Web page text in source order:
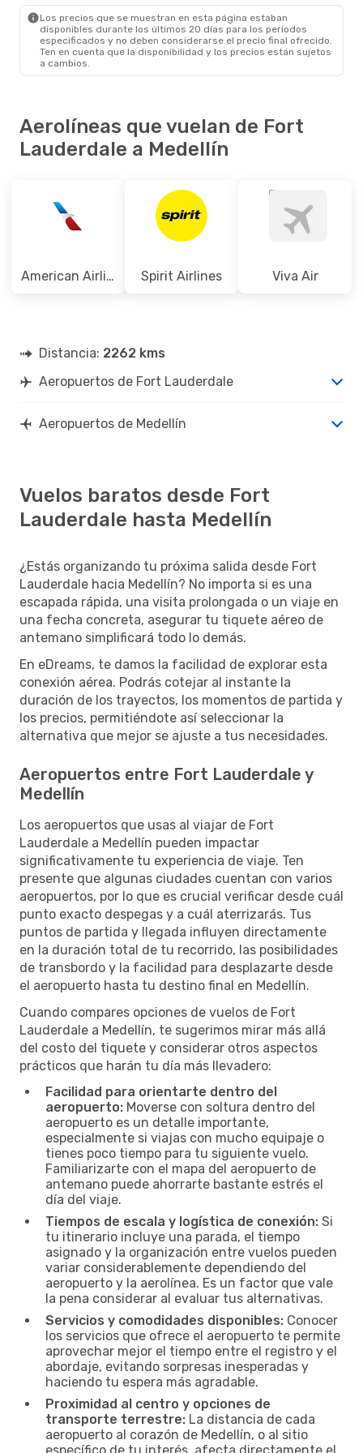
Los precios que se muestran en esta página estaban
disponibles durante los últimos 20 días para los periodos
especificados y no deben considerarse el precio final ofrecido.
Ten en cuenta que la disponibilidad y los precios están sujetos
a cambios.
Aerolíneas que vuelan de Fort
Lauderdale a Medellín
American Airlines Spirit Airlines Viva Air
Distancia: 2262 kms
Aeropuertos de Fort Lauderdale
Aeropuertos de Medellín
Vuelos baratos desde Fort
Lauderdale hasta Medellín
¿Estás organizando tu próxima salida desde Fort
Lauderdale hacia Medellín? No importa si es una
escapada rápida, una visita prolongada o un viaje en
una fecha concreta, asegurar tu tiquete aéreo de
antemano simplificará todo lo demás.
En eDreams, te damos la facilidad de explorar esta
conexión aérea. Podrás cotejar al instante la
duración de los trayectos, los momentos de partida y
los precios, permitiéndote así seleccionar la
alternativa que mejor se ajuste a tus necesidades.
Aeropuertos entre Fort Lauderdale y
Medellín
Los aeropuertos que usas al viajar de Fort
Lauderdale a Medellín pueden impactar
significativamente tu experiencia de viaje. Ten
presente que algunas ciudades cuentan con varios
aeropuertos, por lo que es crucial verificar desde cuál
punto exacto despegas y a cuál aterrizarás. Tus
puntos de partida y llegada influyen directamente
en la duración total de tu recorrido, las posibilidades
de transbordo y la facilidad para desplazarte desde
el aeropuerto hasta tu destino final en Medellín.
Cuando compares opciones de vuelos de Fort
Lauderdale a Medellín, te sugerimos mirar más allá
del costo del tiquete y considerar otros aspectos
prácticos que harán tu día más llevadero:
Facilidad para orientarte dentro del
aeropuerto: Moverse con soltura dentro del
aeropuerto es un detalle importante,
especialmente si viajas con mucho equipaje o
tienes poco tiempo para tu siguiente vuelo.
Familiarizarte con el mapa del aeropuerto de
antemano puede ahorrarte bastante estrés el
día del viaje.
Tiempos de escala y logística de conexión: Si
tu itinerario incluye una parada, el tiempo
asignado y la organización entre vuelos pueden
variar considerablemente dependiendo del
aeropuerto y la aerolínea. Es un factor que vale
la pena considerar al evaluar tus alternativas.
Servicios y comodidades disponibles: Conocer
los servicios que ofrece el aeropuerto te permite
aprovechar mejor el tiempo entre el registro y el
abordaje, evitando sorpresas inesperadas y
haciendo tu espera más agradable.
Proximidad al centro y opciones de
transporte terrestre: La distancia de cada
aeropuerto al corazón de Medellín, o al sitio